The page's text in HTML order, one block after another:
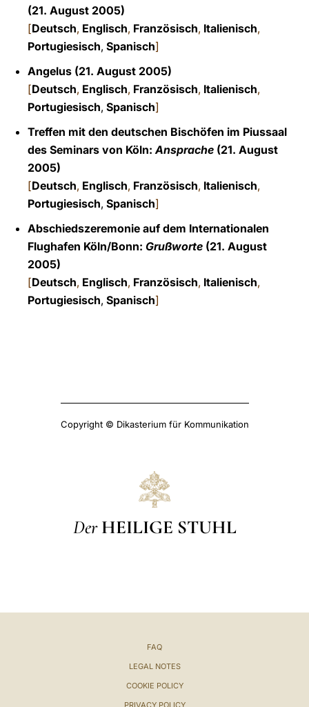
(21. August 2005)
[Deutsch, Englisch, Französisch, Italienisch,
Portugiesisch, Spanisch]
Angelus (21. August 2005)
[Deutsch, Englisch, Französisch, Italienisch,
Portugiesisch, Spanisch]
Treffen mit den deutschen Bischöfen im Piussaal
des Seminars von Köln:Ansprache (21. August
2005)
[Deutsch, Englisch, Französisch, Italienisch,
Portugiesisch, Spanisch]
Abschiedszeremonie auf dem Internationalen
Flughafen Köln/Bonn: Grußworte (21. August
2005)
[Deutsch, Englisch, Französisch, Italienisch,
Portugiesisch, Spanisch]
Copyright © Dikasterium für Kommunikation
Der HEILIGE STUHL
FAQ
LEGAL NOTES
COOKIE POLICY
PRIVACY POLICY